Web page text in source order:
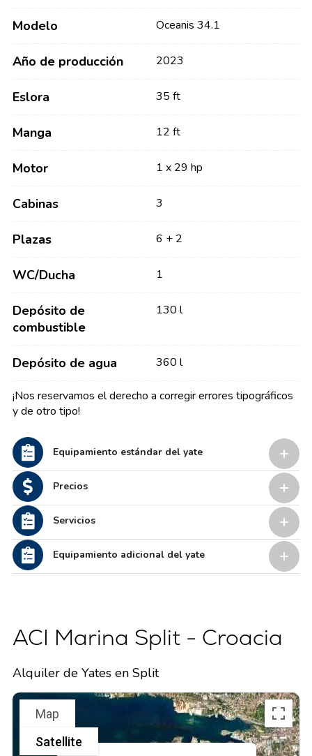
Modelo Oceanis 34.1
Año de producción 2023
Eslora 35 ft
Manga 12 ft
Motor 1 x 29 hp
Cabinas 3
Plazas 6 + 2
WC/Ducha 1
Depósito de
combustible
130 l
Depósito de agua 360 l
¡Nos reservamos el derecho a corregir errores tipográficos
y de otro tipo!
Equipamiento estándar del yate
Precios
Servicios
Equipamiento adicional del yate
ACI Marina Split - Croacia
Alquiler de Yates en Split
Map
Satellite